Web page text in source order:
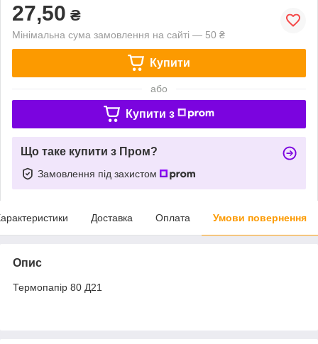
27,50 ₴
Мінімальна сума замовлення на сайті — 50 ₴
Купити
або
Купити з
Що таке купити з Пром?
Замовлення під захистом
Доставка Оплата Умови повернення
Опис
Термопапір 80 Д21